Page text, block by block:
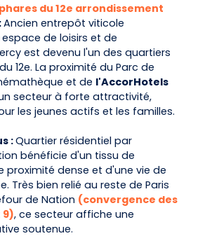
du 12e arrondissement
Ancien entrepôt viticole
de loisirs et de
est devenu l'un des quartiers
12e. La proximité du Parc de
et de l'AccorHotels
secteur à forte attractivité,
les jeunes actifs et les familles.
:Quartier résidentiel par
bénéficie d'un tissu de
proximité dense et d'une vie de
Très bien relié au reste de Paris
de Nation (convergence des
9), ce secteur affiche une
soutenue.